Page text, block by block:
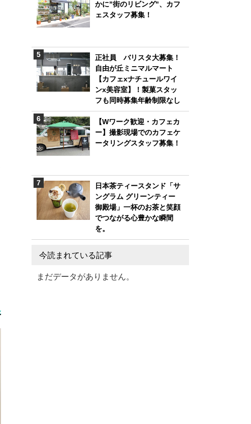
かに"街のリビング"、カフ
ェスタッフ募集！
正社員 バリスタ大募集！
自由が丘ミニマルマート
【カフェxナチュールワイ
ンx美容室】！製菓スタッ
フも同時募集年齢制限なし
【Wワーク歓迎・カフェカ
ー】撮影現場でのカフェケ
ータリングスタッフ募集！
日本茶ティースタンド「サ
ングラム グリーンティー
御殿場」一杯のお茶と笑顔
でつながる心豊かな瞬間
を。
今読まれている記事
まだデータがありません。